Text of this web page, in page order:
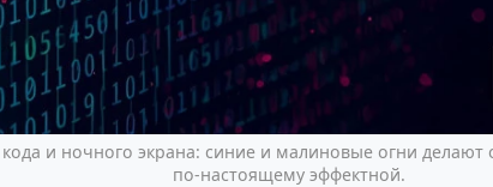
и ночного экрана: синие и малиновые огни
по-настоящему эффектной.